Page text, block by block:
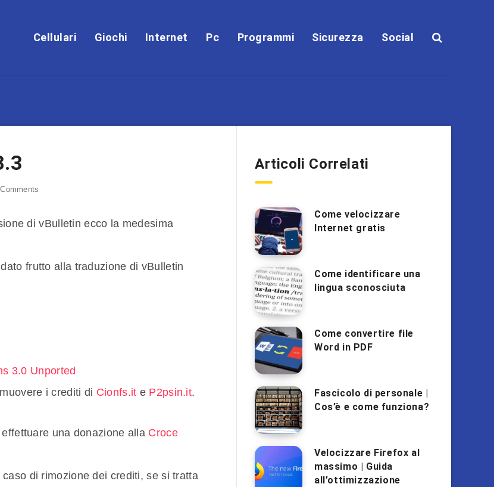
Cellulari Giochi Internet Pc Programmi Sicurezza Social
Comments
di vBulletin ecco la medesima
dato frutto alla traduzione di vBulletin
3.0 Unported
i crediti di Cionfs.it e P2psin.it.
una donazione alla Croce
di rimozione dei crediti, se si tratta
Articoli Correlati
Come velocizzare
Internet gratis
Come identificare una
lingua sconosciuta
Come convertire file
Word in PDF
Fascicolo di personale |
Cos’è e come funziona?
Velocizzare Firefox al
massimo | Guida
all’ottimizzazione